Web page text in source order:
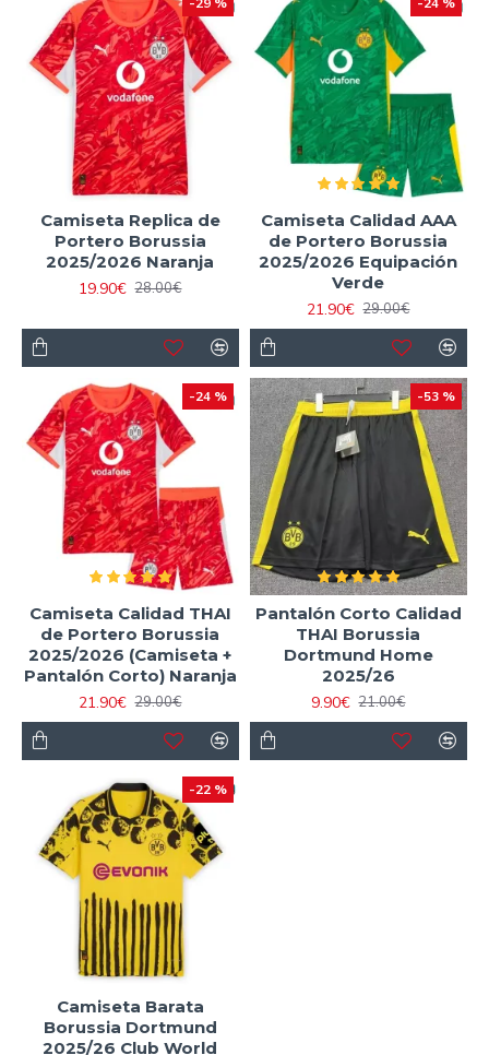
Camiseta Replica de
Portero Borussia
2025/2026 Naranja
19.90€ 28.00€
Camiseta Calidad AAA
de Portero Borussia
2025/2026 Equipación
Verde
21.90€ 29.00€
-24 %
Camiseta Calidad THAI
de Portero Borussia
2025/2026 (Camiseta +
Pantalón Corto) Naranja
21.90€ 29.00€
-53 %
Pantalón Corto Calidad
THAI Borussia
Dortmund Home
2025/26
9.90€ 21.00€
-22 %
Camiseta Barata
Borussia Dortmund
2025/26 Club World